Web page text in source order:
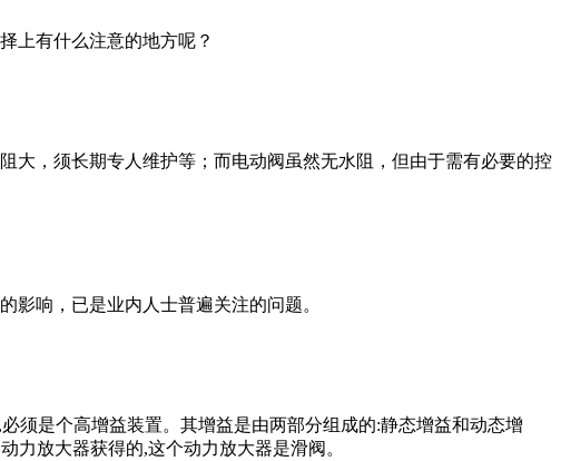
上有什么注意的地方呢？
大，须长期专人维护等；而电动阀虽然无水阻，但由于需有必要的控
影响，已是业内人士普遍关注的问题。
须是个高增益装置。其增益是由两部分组成的:静态增益和动态增
力放大器获得的,这个动力放大器是滑阀。